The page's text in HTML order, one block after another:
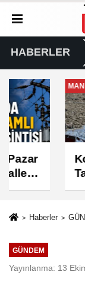
HABERLER
MANİSA
Koldere'ye
Tarımsal
Desteği
Haberler
GÜNDEM
Yayınlanma: 13